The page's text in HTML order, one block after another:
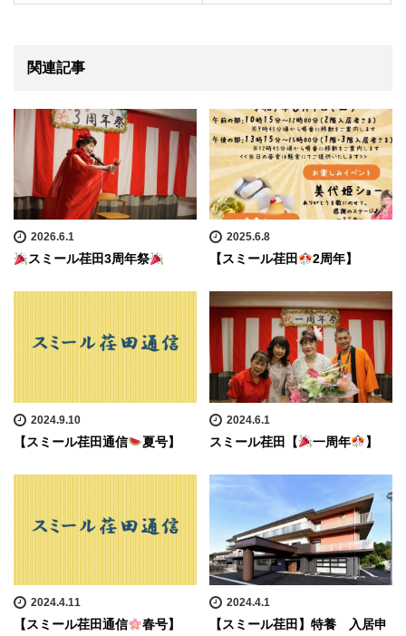
関連記事
2026.6.1
スミール荏田3周年祭
2025.6.8
【スミール荏田 2周年】
2024.9.10
【スミール荏田通信 夏号】
2024.6.1
スミール荏田【 一周年 】
2024.4.11
【スミール荏田通信 春号】
2024.4.1
【スミール荏田】特養 入居申